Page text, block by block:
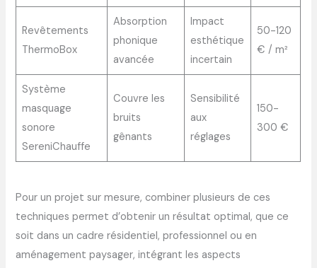
Revêtements
ThermoBox
Absorption
phonique
avancée
Impact
esthétique
incertain
50-120
€ / m²
Système
masquage
sonore
SereniChauffe
Couvre les
bruits
gênants
Sensibilité
aux
réglages
150-
300 €
Pour un projet sur mesure, combiner plusieurs de ces
techniques permet d’obtenir un résultat optimal, que ce
soit dans un cadre résidentiel, professionnel ou en
aménagement paysager, intégrant les aspects